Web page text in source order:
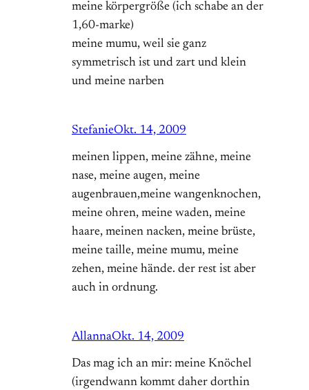
meine körpergröße (ich schabe an der
1,60-marke)
meine mumu, weil sie ganz
symmetrisch ist und zart und klein
und meine narben
StefanieOkt. 14, 2009
meinen lippen, meine zähne, meine
nase, meine augen, meine
augenbrauen,meine wangenknochen,
meine ohren, meine waden, meine
haare, meinen nacken, meine brüste,
meine taille, meine mumu, meine
zehen, meine hände. der rest ist aber
auch in ordnung.
AllannaOkt. 14, 2009
Das mag ich an mir: meine Knöchel
(irgendwann kommt daher dorthin